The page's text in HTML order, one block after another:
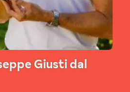
Giusti dal